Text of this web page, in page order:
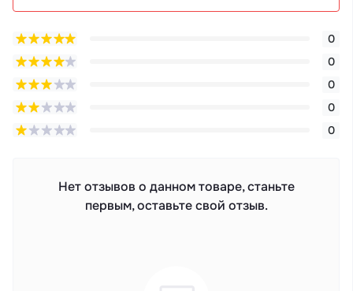
0
0
0
0
0
Нет отзывов о данном товаре, станьте
первым, оставьте свой отзыв.